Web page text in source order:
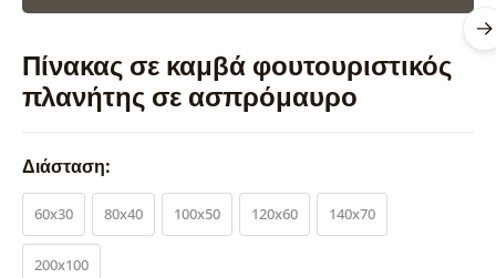
Πίνακας σε καμβά φουτουριστικός
πλανήτης σε ασπρόμαυρο
Διάσταση:
60x30 80x40 100x50 120x60 140x70
200x100